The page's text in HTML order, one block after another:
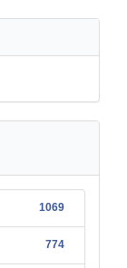
1069
774